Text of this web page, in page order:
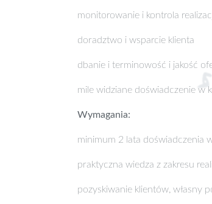
monitorowanie i kontrola
doradztwo i wsparcie klienta
dbanie i terminowość i jakość
mile widziane doświadczenie w
Wymagania:
minimum 2 lata doświadczenia
praktyczna wiedza z zakresu
pozyskiwanie klientów, własny